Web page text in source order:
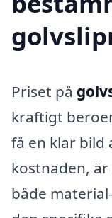
Priset på
kraftigt
få en klar bild
kostnaden,
både